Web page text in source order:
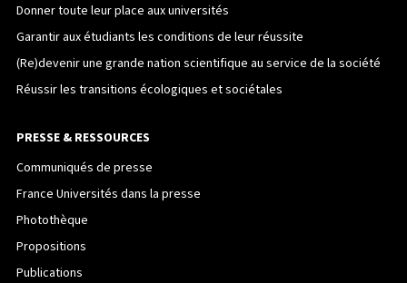
Donner toute leur place aux universités
Garantir aux étudiants les conditions de leur réussite
(Re)devenir une grande nation scientifique au service de la société
Réussir les transitions écologiques et sociétales
PRESSE & RESSOURCES
Communiqués de presse
France Universités dans la presse
Photothèque
Propositions
Publications